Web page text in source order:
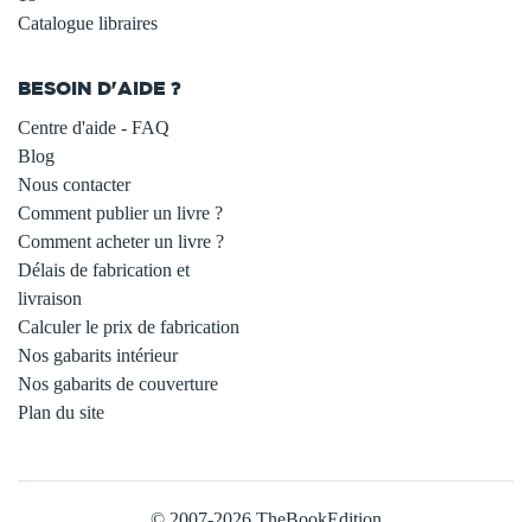
Catalogue libraires
BESOIN D'AIDE ?
Centre d'aide - FAQ
Blog
Nous contacter
Comment publier un livre ?
Comment acheter un livre ?
Délais de fabrication et
livraison
Calculer le prix de fabrication
Nos gabarits intérieur
Nos gabarits de couverture
Plan du site